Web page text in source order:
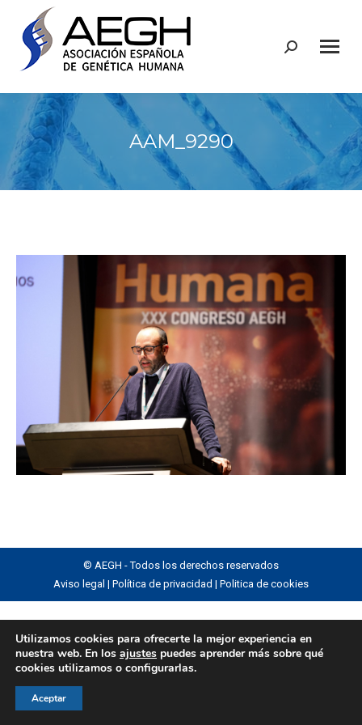
Buscar:
AAM_9290
© AEGH - Todos los derechos reservados
Aviso legal | Política de privacidad | Politica de cookies
Utilizamos cookies para ofrecerte la mejor experiencia en
nuestra web. En los ajustes puedes aprender más sobre qué
cookies utilizamos o configurarlas.
Aceptar